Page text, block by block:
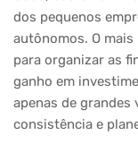
dos pequenos
autônomos. O
para organizar as
ganho em
apenas de grandes
consistência e